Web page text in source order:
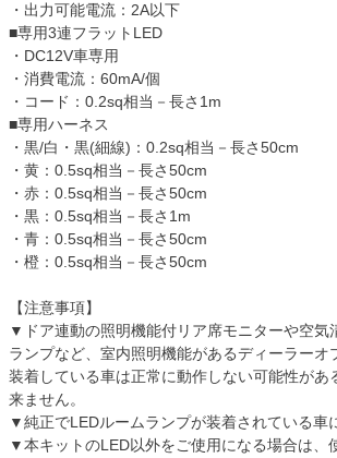
・出力可能電流：2A以下
■専用3連フラットLED
・DC12V車専用
・消費電流：60mA/個
・コード：0.2sq相当－長さ1m
■専用ハーネス
・黒/白・黒(細線)：0.2sq相当－長さ50cm
・黄：0.5sq相当－長さ50cm
・赤：0.5sq相当－長さ50cm
・黒：0.5sq相当－長さ1m
・青：0.5sq相当－長さ50cm
・橙：0.5sq相当－長さ50cm
【注意事項】
▼ドア連動の照明機能付リア席モニターや空気
ランプなど、室内照明機能があるディーラーオ
装着している車は正常に動作しない可能性があ
来ません。
▼純正でLEDルームランプが装着されている車
▼本キットのLED以外をご使用になる場合は、